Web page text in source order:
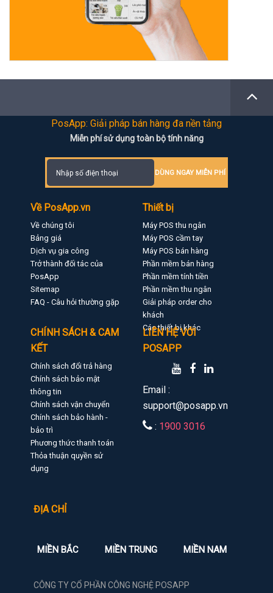
PosApp: Giải pháp bán hàng đa nền tảng
Miễn phí sử dụng toàn bộ tính năng
DÙNG NGAY MIỄN PHÍ
Về PosApp.vn
Về chúng tôi
Bảng giá
Dịch vụ gia công
Trở thành đối tác của
PosApp
Sitemap
FAQ - Câu hỏi thường gặp
Thiết bị
Máy POS thu ngân
Máy POS cầm tay
Máy POS bán hàng
Phần mềm bán hàng
Phần mềm tính tiền
Phần mềm thu ngân
Giải pháp order cho
khách
Các thiết bị khác
CHÍNH SÁCH & CAM
KẾT
Chính sách đổi trả hàng
Chính sách bảo mật
thông tin
Chính sách vận chuyển
Chính sách bảo hành -
bảo trì
Phương thức thanh toán
Thỏa thuận quyền sử
dụng
LIÊN HỆ VỚI
POSAPP
Email :
support@posapp.vn
: 1900 3016
ĐỊA CHỈ
MIỀN BẮC MIỀN TRUNG MIỀN NAM
CÔNG TY CỔ PHẦN CÔNG NGHỆ POSAPP